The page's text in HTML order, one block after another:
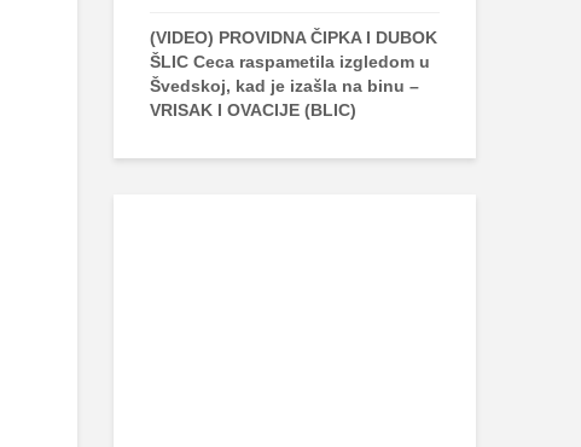
(VIDEO) PROVIDNA ČIPKA I DUBOK
ŠLIC Ceca raspametila izgledom u
Švedskoj, kad je izašla na binu –
VRISAK I OVACIJE (BLIC)